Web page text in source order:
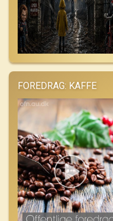
FOREDRAG: KAFFE